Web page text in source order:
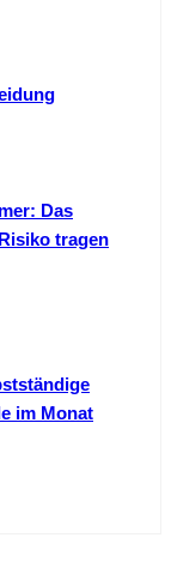
Das
tragen
im Monat